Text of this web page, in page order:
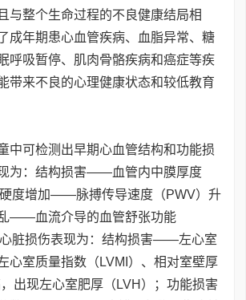
与整个生命过程的不良健康结局相
成年期患心血管疾病、血脂异常、糖
呼吸暂停、肌肉骨骼疾病和癌症等疾
带来不良的心理健康状态和较低教育
中可检测出早期心血管结构和功能损
为：结构损害——血管内中膜厚度
硬度增加——脉搏传导速度（PWV）升
——血流介导的血管舒张功能
心脏损伤表现为：结构损害——左心室
心室质量指数（LVMI）、相对室壁厚
出现左心室肥厚（LVH）；功能损害